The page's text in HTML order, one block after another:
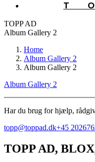
TOPP AD
Album Gallery 2
Home
Album Gallery 2
Album Gallery 2
Album Gallery 2
Har du brug for hjælp,
topp@toppad.dk+45
TOPP AD,